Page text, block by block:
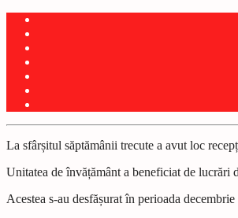
La sfârșitul săptămânii trecute a avut loc
Unitatea de învățământ a beneficiat de
Acestea s-au desfășurat în perioada